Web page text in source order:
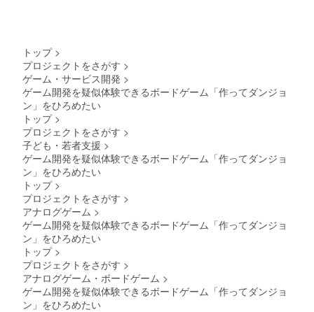
トップ >
プロジェクトをさがす >
ゲーム・サービス開発 >
ゲーム開発を疑似体験できるボードゲーム「作ってダンジョ
ン」をひろめたい
トップ >
プロジェクトをさがす >
子ども・若者支援 >
ゲーム開発を疑似体験できるボードゲーム「作ってダンジョ
ン」をひろめたい
トップ >
プロジェクトをさがす >
アナログゲーム >
ゲーム開発を疑似体験できるボードゲーム「作ってダンジョ
ン」をひろめたい
トップ >
プロジェクトをさがす >
アナログゲーム・ボードゲーム >
ゲーム開発を疑似体験できるボードゲーム「作ってダンジョ
ン」をひろめたい